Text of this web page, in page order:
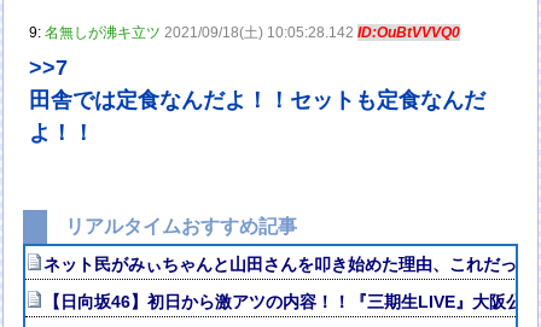
9:名無しが沸キ立ツ 2021/09/18(土) 10:05:28.142ID:OuBtVVVQ0
>>7
田舎では定食なんだよ！！セットも定食なんだ
よ！！
リアルタイムおすすめ記事
ネット民がみぃちゃんと山田さんを叩き始めた理由、これだっ
【日向坂46】初日から激アツの内容！！『三期生LIVE』大阪公